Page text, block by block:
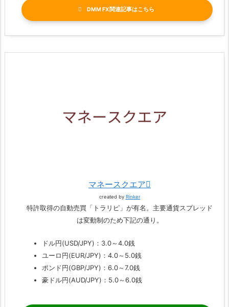
DMM FX関連記事
マネースクエア
created by Rinker
特許取得の自動売買「トラリピ」が有名。主要通貨スプレッド
は変動制のため下記の通り。
ドル円(USD/JPY)：3.0～4.0銭
ユーロ円(EUR/JPY)：4.0～5.0銭
ポンド円(GBP/JPY)：6.0～7.0銭
豪ドル円(AUD/JPY)：5.0～6.0銭